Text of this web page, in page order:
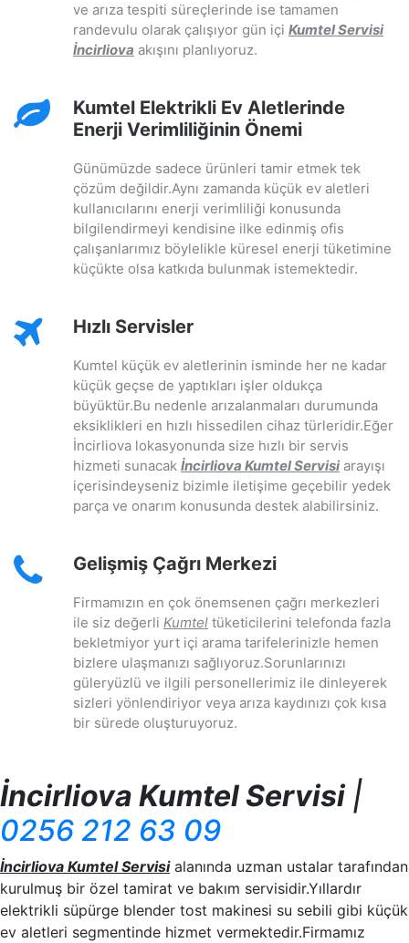
ve arıza tespiti süreçlerinde ise tamamen
randevulu olarak çalışıyor gün içi Kumtel Servisi
İncirliova akışını planlıyoruz.
Kumtel Elektrikli Ev Aletlerinde
Enerji Verimliliğinin Önemi
Günümüzde sadece ürünleri tamir etmek tek
çözüm değildir.Aynı zamanda küçük ev aletleri
kullanıcılarını enerji verimliliği konusunda
bilgilendirmeyi kendisine ilke edinmiş ofis
çalışanlarımız böylelikle küresel enerji tüketimine
küçükte olsa katkıda bulunmak istemektedir.
Hızlı Servisler
Kumtel küçük ev aletlerinin isminde her ne kadar
küçük geçse de yaptıkları işler oldukça
büyüktür.Bu nedenle arızalanmaları durumunda
eksiklikleri en hızlı hissedilen cihaz türleridir.Eğer
İncirliova lokasyonunda size hızlı bir servis
hizmeti sunacak İncirliova Kumtel Servisiarayışı
içerisindeyseniz bizimle iletişime geçebilir yedek
parça ve onarım konusunda destek alabilirsiniz.
Gelişmiş Çağrı Merkezi
Firmamızın en çok önemsenen çağrı merkezleri
ile siz değerli Kumtel tüketicilerini telefonda fazla
bekletmiyor yurt içi arama tarifelerinizle hemen
bizlere ulaşmanızı sağlıyoruz.Sorunlarınızı
güleryüzlü ve ilgili personellerimiz ile dinleyerek
sizleri yönlendiriyor veya arıza kaydınızı çok kısa
bir sürede oluşturuyoruz.
İncirliova Kumtel Servisi|
0256 212 63 09
İncirliova Kumtel Servisialanında uzman ustalar tarafından
kurulmuş bir özel tamirat ve bakım servisidir.Yıllardır
elektrikli süpürge blender tost makinesi su sebili gibi küçük
ev aletleri segmentinde hizmet vermektedir.Firmamız